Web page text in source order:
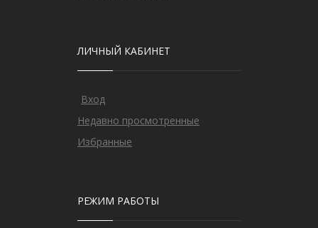
ЛИЧНЫЙ КАБИНЕТ
Вход
Недавно просмотренные
Избранные
РЕЖИМ РАБОТЫ